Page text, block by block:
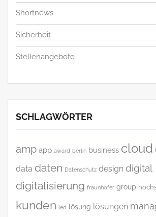
Shortnews
Sicherheit
Stellenangebote
SCHLAGWÖRTER
amp app award berlin business cloud
data daten Datenschutz design digital
digitalisierung fraunhofer group
kunden led lösung lösungen